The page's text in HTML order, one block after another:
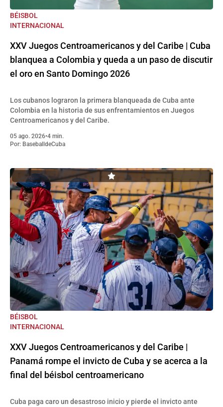
BÉISBOL
INTERNACIONAL
XXV Juegos Centroamericanos y del Caribe | Cuba
blanquea a Colombia y queda a un paso de discutir
el oro en Santo Domingo 2026
Los cubanos lograron la primera blanqueada de Cuba ante
Colombia en la historia de sus enfrentamientos en Juegos
Centroamericanos y del Caribe.
05 ago. 2026•4 min.
Por: BaseballdeCuba
BÉISBOL
INTERNACIONAL
XXV Juegos Centroamericanos y del Caribe |
Panamá rompe el invicto de Cuba y se acerca a la
final del béisbol centroamericano
Cuba paga caro un desastroso inicio y pierde el invicto ante